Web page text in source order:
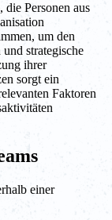
Personen aus
um den
strategische
ihrer
sorgt ein
Faktoren
einer